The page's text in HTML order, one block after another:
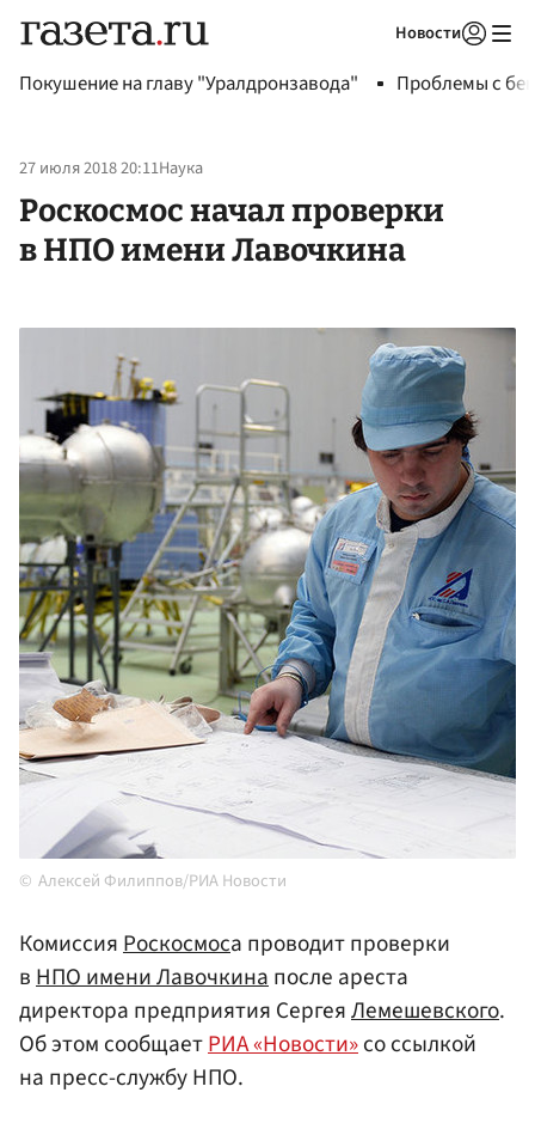
Новости
Покушение на главу "Уралдронзавода" Проблемы с
27 июля 2018 20:11Наука
Роскосмос начал проверки
в НПО имени Лавочкина
Алексей Филиппов/РИА Новости
КомиссияРоскосмоса проводит проверки
вНПО имени Лавочкинапосле ареста
директора предприятия СергеяЛемешевского.
Об этом сообщаетРИА «Новости»со ссылкой
на пресс-службу НПО.